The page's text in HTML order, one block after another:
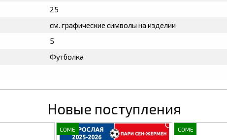
25
см. графические символы на изделии
5
Футболка
Новые поступления
COME COME